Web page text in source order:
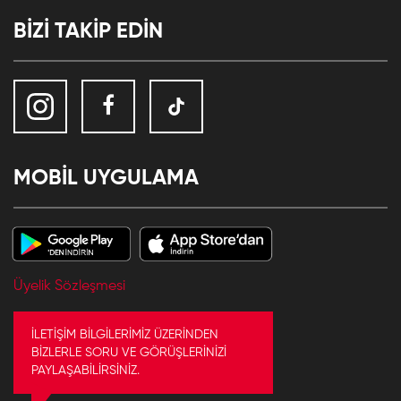
BİZİ TAKİP EDİN
MOBİL UYGULAMA
Üyelik Sözleşmesi
İLETİŞİM BİLGİLERİMİZ ÜZERİNDEN
BİZLERLE SORU VE GÖRÜŞLERİNİZİ
PAYLAŞABİLİRSİNİZ.